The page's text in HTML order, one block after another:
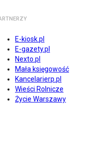
E-kiosk.pl
E-gazety.pl
Nexto.pl
Mała księgowość
Kancelarierp.pl
Wieści Rolnicze
Życie Warszawy